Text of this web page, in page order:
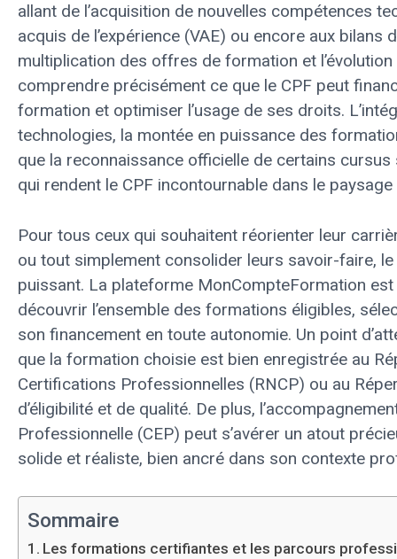
allant de l’acquisition de nouvelles compétences
acquis de l’expérience (VAE) ou encore aux bilans
multiplication des offres de formation et
comprendre précisément ce que le CPF peut
formation et optimiser l’usage de ses droits.
technologies, la montée en puissance des
que la reconnaissance officielle de certains
qui rendent le CPF incontournable dans le
Pour tous ceux qui souhaitent réorienter leur
ou tout simplement consolider leurs savoir-faire, le
puissant. La plateforme MonCompteFormation
découvrir l’ensemble des formations éligibles,
son financement en toute autonomie. Un point
que la formation choisie est bien enregistrée au
Certifications Professionnelles (RNCP) ou au
d’éligibilité et de qualité. De plus,
Professionnelle (CEP) peut s’avérer un atout
solide et réaliste, bien ancré dans son contexte
Sommaire
Les formations certifiantes et les parcours